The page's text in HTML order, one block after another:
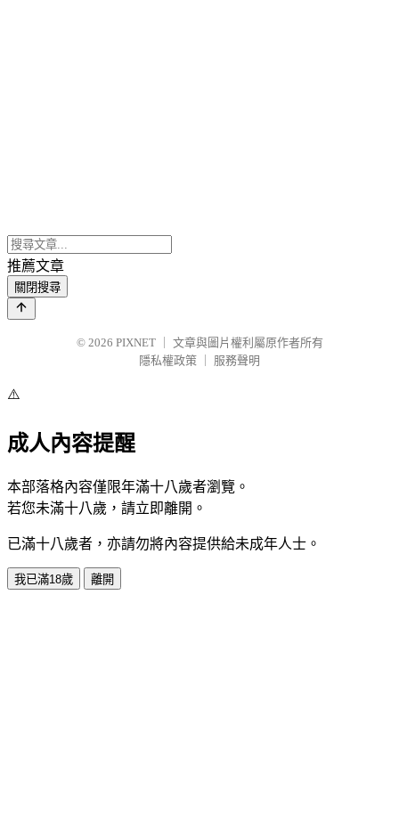
推薦文章
關閉搜尋
© 2026 PIXNET
文章與圖片權利屬原作者所有
隱私權政策
服務聲明
⚠️
成人內容提醒
本部落格內容僅限年滿十八歲者瀏覽。
若您未滿十八歲，請立即離開。
已滿十八歲者，亦請勿將內容提供給未成年人士。
我已滿18歲 離開